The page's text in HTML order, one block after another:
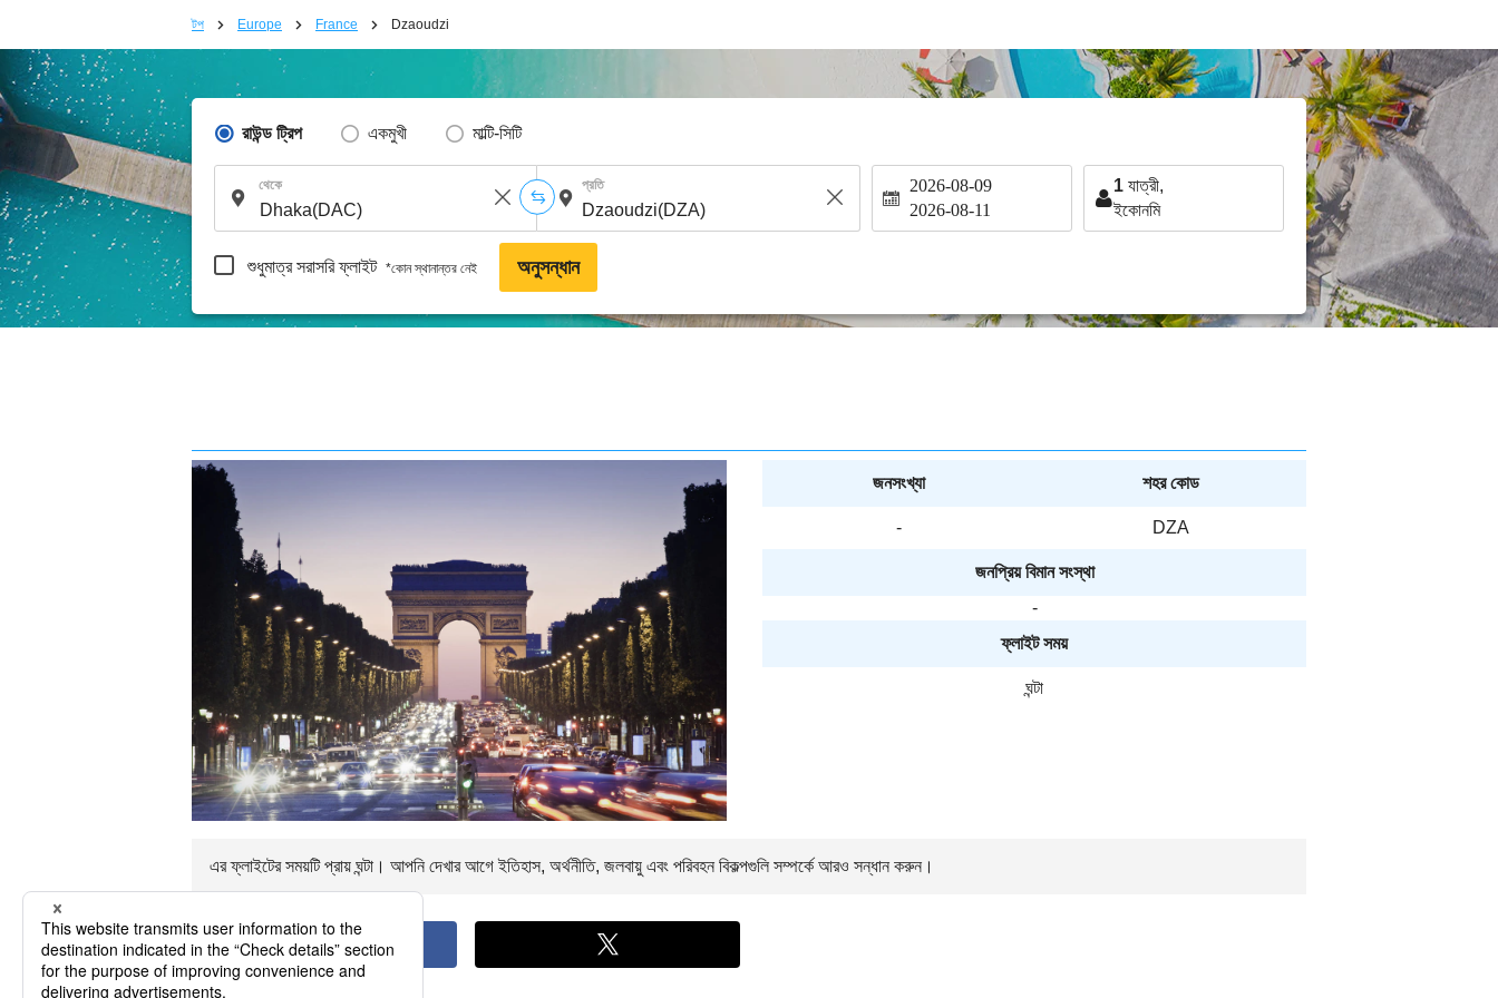
টপ Europe France Dzaoudzi
রাউন্ড ট্রিপ একমুখী মাল্টি-সিটি
থেকে প্রতি 2026-08-09
2026-08-11
1 যাত্রী,
ইকোনমি
শুধুমাত্র সরাসরি ফ্লাইট *কোন স্থানান্তর নেই অনুসন্ধান
জনসংখ্যা শহর কোড
- DZA
জনপ্রিয় বিমান সংস্থা
-
ফ্লাইট সময়
ঘন্টা
এর ফ্লাইটের সময়টি প্রায় ঘন্টা। আপনি দেখার আগে ইতিহাস, অর্থনীতি, জলবায়ু এবং পরিবহন বিকল্পগুলি সম্পর্কে আরও সন্ধান করুন।